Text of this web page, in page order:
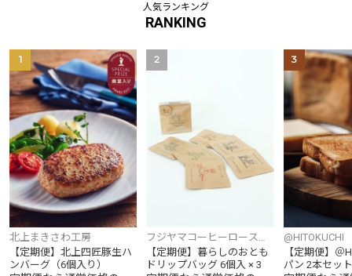
人気ランキング
RANKING
1
北上まきさわ工房
【定期便】北上四匠豚生ハ
ンバーグ（6個入り）
2
フジヤマコーヒーロースタ
ーズ
【定期便】暮らしのおとも
ドリップバッグ 6個入 × 3
3
@HITOKUCHI
【定期便】＠
パン 2本セット